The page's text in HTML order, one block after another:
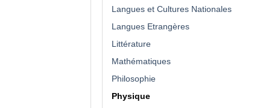
Langues et Cultures Nationales
Langues Etrangères
Littérature
Mathématiques
Philosophie
Physique